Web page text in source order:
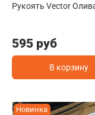
Рукоять Vector
595 руб
В корзину
Новинка